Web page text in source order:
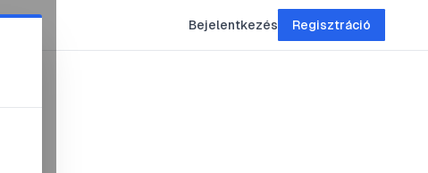
Bejelentkezés Regisztráció